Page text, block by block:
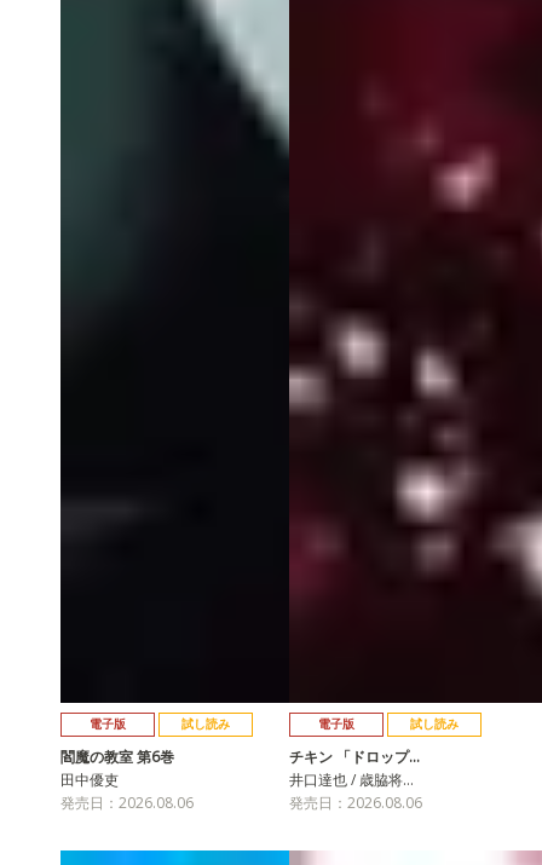
電子版 試し読み
閻魔の教室 第6巻
田中優吏
発売日：2026.08.06
電子版 試し読み
チキン 「ドロップ…
井口達也 / 歳脇将…
発売日：2026.08.06